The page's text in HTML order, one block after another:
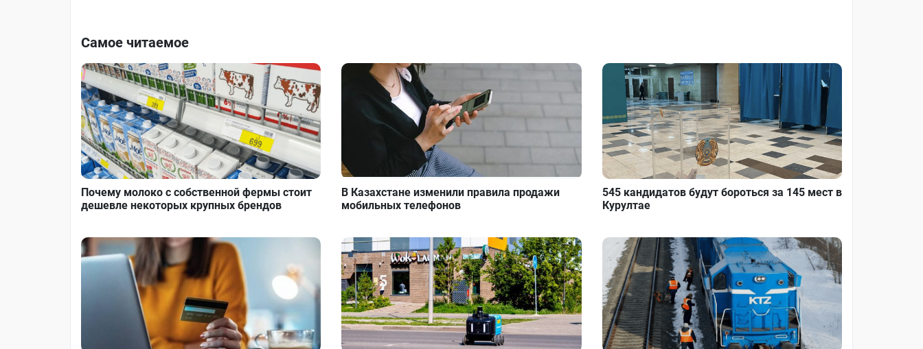
Самое читаемое
Почему молоко с собственной фермы стоит
дешевле некоторых крупных брендов
В Казахстане изменили правила продажи
мобильных телефонов
545 кандидатов будут бороться за 145 мест в
Курултае